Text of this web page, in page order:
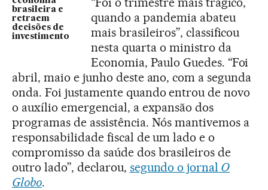
brasileira e
retraem
decisões de
investimento
quando a pandemia abateu
mais brasileiros”, classificou
nesta quarta o ministro da
Economia, Paulo Guedes. “Foi
abril, maio e junho deste ano, com a segunda
onda. Foi justamente quando entrou de novo
o auxílio emergencial, a expansão dos
programas de assistência. Nós mantivemos a
responsabilidade fiscal de um lado e o
compromisso da saúde dos brasileiros de
outro lado”, declarou, segundo o jornal O
Globo.